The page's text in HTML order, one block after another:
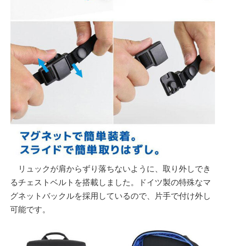
リュックが肩からずり落ちないように、取り外しでき
るチェストベルトを搭載しました。ドイツ製の特殊なマ
グネットバックルを採用しているので、片手で付け外し
可能です。